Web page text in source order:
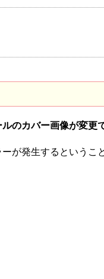
のカバー画像が変更
が発生するというこ